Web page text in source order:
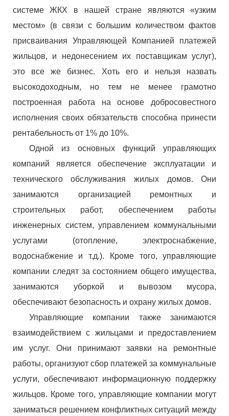
системе ЖКХ в нашей стране являются «узким
местом» (в связи с большим количеством фактов
присваивания Управляющей Компанией платежей
жильцов, и недонесением их поставщикам услуг),
это все же бизнес. Хоть его и нельзя назвать
высокодоходным, но тем не менее грамотно
построенная работа на основе добросовестного
исполнения своих обязательств способна принести
рентабельность от 1% до 10%.
Одной из основных функций управляющих
компаний является обеспечение эксплуатации и
технического обслуживания жилых домов. Они
занимаются организацией ремонтных и
строительных работ, обеспечением работы
инженерных систем, управлением коммунальными
услугами (отопление, электроснабжение,
водоснабжение и т.д.). Кроме того, управляющие
компании следят за состоянием общего имущества,
занимаются уборкой и вывозом мусора,
обеспечивают безопасность и охрану жилых домов.
Управляющие компании также занимаются
взаимодействием с жильцами и предоставлением
им услуг. Они принимают заявки на ремонтные
работы, организуют сбор платежей за коммунальные
услуги, обеспечивают информационную поддержку
жильцов. Кроме того, управляющие компании могут
заниматься решением конфликтных ситуаций между